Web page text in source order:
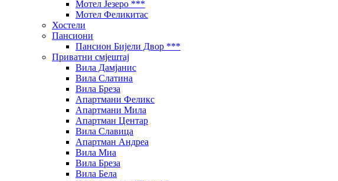
Мотел Језеро ***
Мотел Феликитас
Хостели
Пансиони
Пансион Бијели Двор ***
Приватни смјештај
Вила Дамјанис
Вила Слатина
Вила Бреза
Апартмани Феликс
Апартмани Мила
Апартман Центар
Вила Славица
Апартман Андреа
Вила Миа
Вила Бреза
Вила Бела